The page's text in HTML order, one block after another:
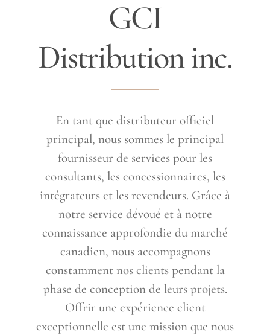
GCI
Distribution inc.
En tant que distributeur officiel
principal, nous sommes le principal
fournisseur de services pour les
consultants, les concessionnaires, les
intégrateurs et les revendeurs. Grâce à
notre service dévoué et à notre
connaissance approfondie du marché
canadien, nous accompagnons
constamment nos clients pendant la
phase de conception de leurs projets.
Offrir une expérience client
exceptionnelle est une mission que nous